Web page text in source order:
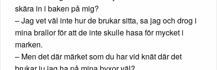
skära in i baken på mig?
– Jag vet väl inte hur de brukar sitta, sa jag och drog i
mina brallor för att de inte skulle hasa för mycket i
marken.
– Men det där märket som du har vid knät där det